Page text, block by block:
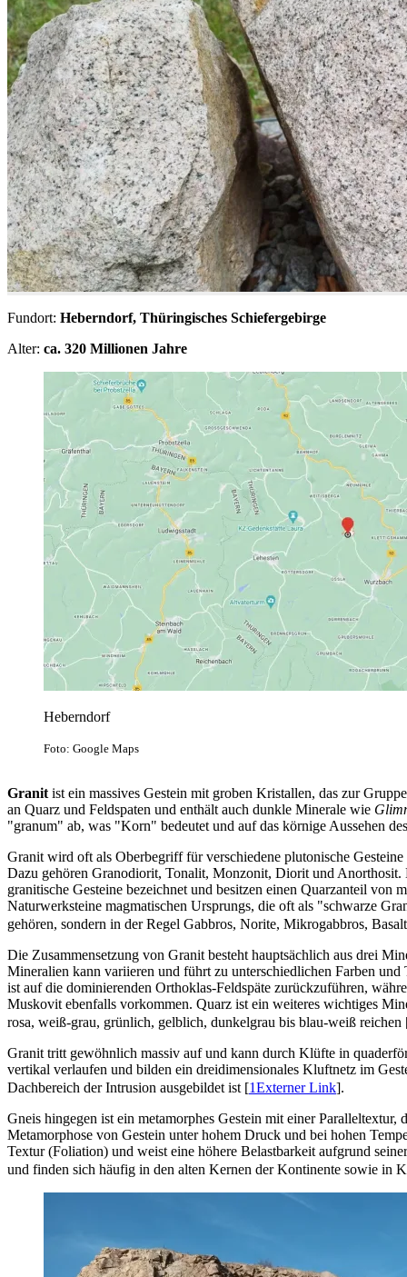
Fundort: Heberndorf, Thüringisches Schiefergebirge
Alter: ca. 320 Millionen Jahre
Heberndorf
Foto: Google Maps
Granit ist ein massives Gestein mit groben Kristallen, das zur
an Quarz und Feldspaten und enthält auch dunkle Minerale wie
"granum" ab, was "Korn" bedeutet und auf das körnige Aussehen
Granit wird oft als Oberbegriff für verschiedene plutonische
Dazu gehören Granodiorit, Tonalit, Monzonit, Diorit und Anorthosit.
granitische Gesteine bezeichnet und besitzen einen Quarzanteil von
Naturwerksteine magmatischen Ursprungs, die oft als "schwarze
gehören, sondern in der Regel Gabbros, Norite, Mikrogabbros,
Die Zusammensetzung von Granit besteht hauptsächlich aus drei
Mineralien kann variieren und führt zu unterschiedlichen Farben
ist auf die dominierenden Orthoklas-Feldspäte zurückzuführen,
Muskovit ebenfalls vorkommen. Quarz ist ein weiteres wichtiges
rosa, weiß-grau, grünlich, gelblich, dunkelgrau bis blau-weiß reichen
Granit tritt gewöhnlich massiv auf und kann durch Klüfte in
vertikal verlaufen und bilden ein dreidimensionales Kluftnetz im
Dachbereich der Intrusion ausgebildet ist [1Externer Link].
Gneis hingegen ist ein metamorphes Gestein mit einer Paralleltextur,
Metamorphose von Gestein unter hohem Druck und bei hohen
Textur (Foliation) und weist eine höhere Belastbarkeit aufgrund
und finden sich häufig in den alten Kernen der Kontinente sowie in